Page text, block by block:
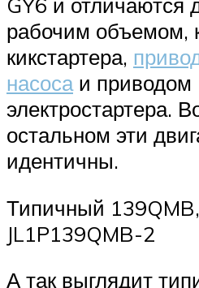
рабочим объемом,
кикстартера,
насосаи приводом
электростартера.
остальном эти
идентичны.
Типичный
JL1P139QMB-2
А так выглядит